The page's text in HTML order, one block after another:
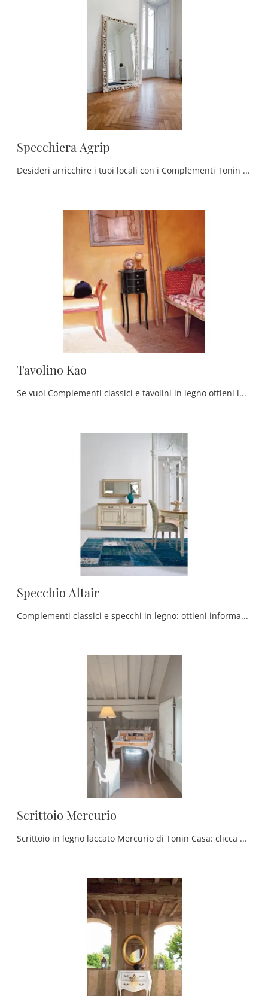
Specchiera Agrip
Desideri arricchire i tuoi locali con i Complementi Tonin Casa? Eccoti vari modelli di specchi in legno come Specchiera Agrip.
Tavolino Kao
Se vuoi Complementi classici e tavolini in legno ottieni informazioni sul modello Tavolino Kao dell'azienda Tonin Casa.
Specchio Altair
Complementi classici e specchi in legno: ottieni informazioni sul modello Specchio Altair di Tonin Casa e potrai arricchire i tuoi spazi.
Scrittoio Mercurio
Scrittoio in legno laccato Mercurio di Tonin Casa: clicca e scopri di più sui Complementi e scrittoi classici in legno del rinomato brand!